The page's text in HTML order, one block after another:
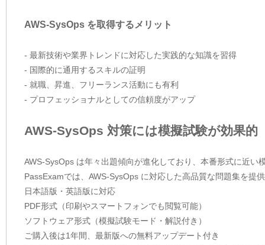
AWS-SysOps を取得するメリット
- 最新技術や業界トレンドに対応した実践的な知識を習得
- 国際的に通用するスキルの証明
- 就職、昇進、フリーランス活動にも有利
- プロフェッショナルとしての信頼度がアップ
AWS-SysOps 対策には模擬試験が効果的
AWS-SysOps は年々出題傾向が進化しており、本番形式に近
PassExamでは、AWS-SysOps に対応した高品質な問題集を提
日本語版・英語版に対応
PDF形式（印刷やスマートフォンでも閲覧可能）
ソフトウェア形式（模擬試験モード・解説付き）
ご購入後は1年間、最新版への無料アップデート付き